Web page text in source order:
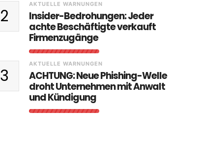
2
AKTUELLE WARNUNGEN
Insider-Bedrohungen: Jeder
achte Beschäftigte verkauft
Firmenzugänge
3
AKTUELLE WARNUNGEN
ACHTUNG: Neue Phishing-Welle
droht Unternehmen mit Anwalt
und Kündigung